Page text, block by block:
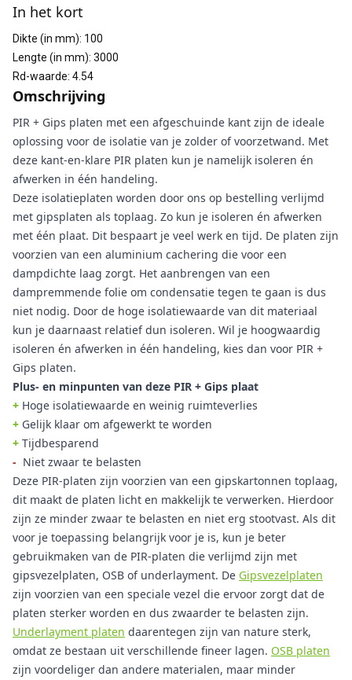
In het kort
Dikte (in mm): 100
Lengte (in mm): 3000
Rd-waarde: 4.54
Omschrijving
PIR + Gips platen met een afgeschuinde kant zijn de ideale
oplossing voor de isolatie van je zolder of voorzetwand. Met
deze kant-en-klare PIR platen kun je namelijk isoleren én
afwerken in één handeling.
Deze isolatieplaten worden door ons op bestelling verlijmd
met gipsplaten als toplaag. Zo kun je isoleren én afwerken
met één plaat. Dit bespaart je veel werk en tijd. De platen zijn
voorzien van een aluminium cachering die voor een
dampdichte laag zorgt. Het aanbrengen van een
dampremmende folie om condensatie tegen te gaan is dus
niet nodig. Door de hoge isolatiewaarde van dit materiaal
kun je daarnaast relatief dun isoleren. Wil je hoogwaardig
isoleren én afwerken in één handeling, kies dan voor PIR +
Gips platen.
Plus- en minpunten van deze PIR + Gips plaat
+ Hoge isolatiewaarde en weinig ruimteverlies
+ Gelijk klaar om afgewerkt te worden
+ Tijdbesparend
- Niet zwaar te belasten
Deze PIR-platen zijn voorzien van een gipskartonnen toplaag,
dit maakt de platen licht en makkelijk te verwerken. Hierdoor
zijn ze minder zwaar te belasten en niet erg stootvast. Als dit
voor je toepassing belangrijk voor je is, kun je beter
gebruikmaken van de PIR-platen die verlijmd zijn met
gipsvezelplaten, OSB of underlayment. De Gipsvezelplaten
zijn voorzien van een speciale vezel die ervoor zorgt dat de
platen sterker worden en dus zwaarder te belasten zijn.
Underlayment platen daarentegen zijn van nature sterk,
omdat ze bestaan uit verschillende fineer lagen. OSB platen
zijn voordeliger dan andere materialen, maar minder